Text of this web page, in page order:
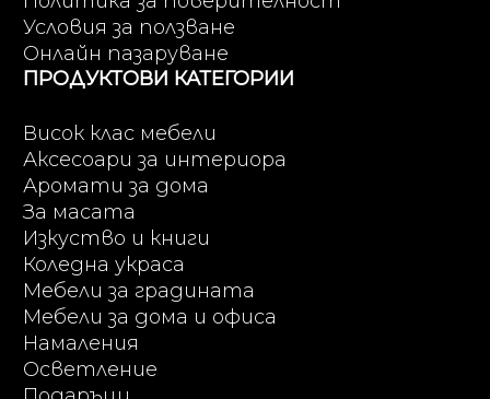
Условия за ползване
Онлайн пазаруване
ПРОДУКТОВИ КАТЕГОРИИ
Висок клас мебели
Аксесоари за интериора
Аромати за дома
За масата
Изкуство и книги
Коледна украса
Мебели за градината
Мебели за дома и офиса
Намаления
Осветление